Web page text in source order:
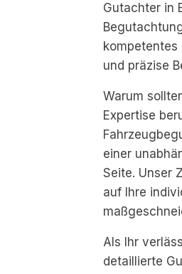
Gutachter in
kompetentes
und präzise
Warum
Expertise
einer
Seite. Unser
auf Ihre
Als Ihr
detaillierte